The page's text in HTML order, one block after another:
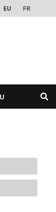
EU FR